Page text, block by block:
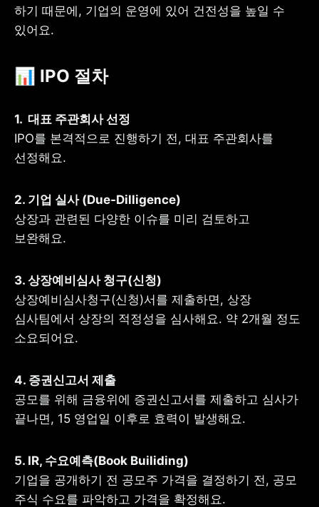
하기 때문에, 기업의 운영에 있어 건전성을 높일 수
있어요.
📊 IPO 절차
IPO를 본격적으로 진행하기 전, 대표 주관회사를
선정해요.
상장과 관련된 다양한 이슈를 미리 검토하고
보완해요.
상장예비심사청구(신청)서를 제출하면, 상장
심사팀에서 상장의 적정성을 심사해요. 약 2개월 정도
소요되어요.
공모를 위해 금융위에 증권신고서를 제출하고 심사가
끝나면, 15 영업일 이후로 효력이 발생해요.
기업을 공개하기 전 공모주 가격을 결정하기 전, 공모
주식 수요를 파악하고 가격을 확정해요.